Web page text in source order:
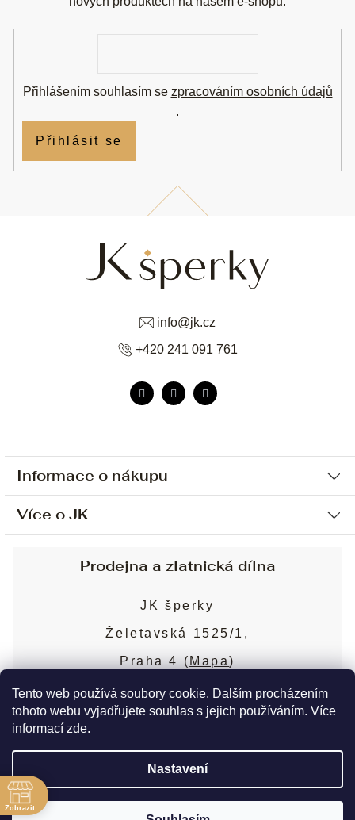
Tento web používá soubory cookie. Dalším procházením
tohoto webu vyjadřujete souhlas s jejich používáním. Více
informací zde.
Nastavení
Informace o nákupu
Ochrana osobních údajů
Sjednání osobní schůzky
Obchodní podmínky
Puncovní značky
Více o JK
Blog
Nejčastější dotazy
info@jk.cz
+420 241 091 761
Přihlášením souhlasím se zpracováním osobních údajů
.
Přihlásit se
Prodejna a zlatnická dílna
JK šperky
Želetavská 1525/1,
Praha 4 (Mapa)
Více o prodejně
Copyright 2026JK šperky. Všechna práva
vyhrazena. Upravit nastavení cookies
Zobrazit